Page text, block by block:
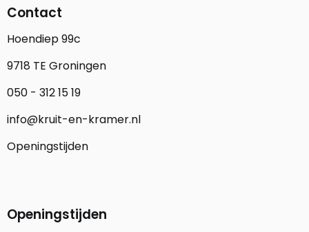
Contact
Hoendiep 99c
9718 TE Groningen
050 - 312 15 19
info@kruit-en-kramer.nl
Openingstijden
Openingstijden